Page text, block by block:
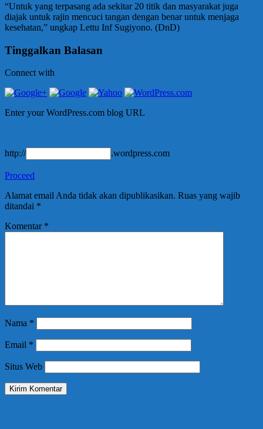
“Untuk yang terpasang ada sekitar 20 titik dan masyarakat juga
diajak untuk rajin mencuci tangan dengan benar untuk menjaga
kesehatan,” ungkap Lettu Inf Sugiyono. (DnD)
Tinggalkan Balasan
Connect with
Enter your WordPress.com blog URL
http:// .wordpress.com
Proceed
Alamat email Anda tidak akan dipublikasikan. Ruas yang wajib
ditandai *
Komentar *
Nama *
Email *
Situs Web